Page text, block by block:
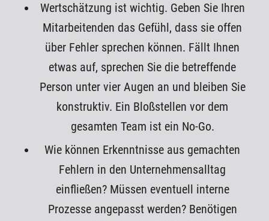
Wertschätzung ist wichtig. Geben Sie Ihren
Mitarbeitenden das Gefühl, dass sie offen
über Fehler sprechen können. Fällt Ihnen
etwas auf, sprechen Sie die betreffende
Person unter vier Augen an und bleiben Sie
konstruktiv. Ein Bloßstellen vor dem
gesamten Team ist ein No-Go.
Wie können Erkenntnisse aus gemachten
Fehlern in den Unternehmensalltag
einfließen? Müssen eventuell interne
Prozesse angepasst werden? Benötigen